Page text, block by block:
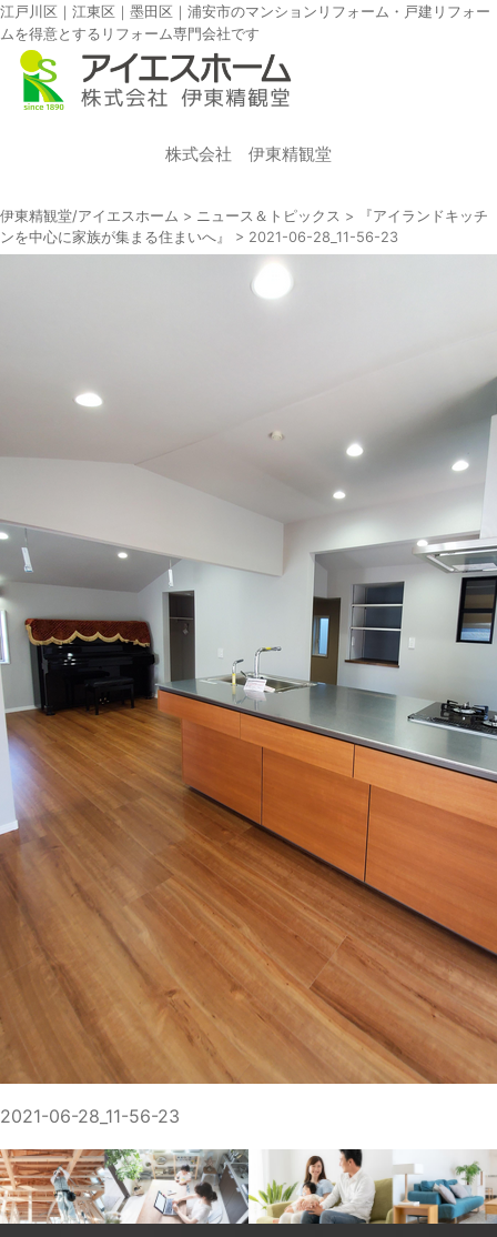
江戸川区｜江東区｜墨田区｜浦安市のマンションリフォーム・戸建リフォー
ムを得意とするリフォーム専門会社です
株式会社 伊東精観堂
伊東精観堂/アイエスホーム > ニュース＆トピックス >
『アイランドキッチ
ンを中心に家族が集まる住まいへ』
> 2021-06-28_11-56-23
2021-06-28_11-56-23